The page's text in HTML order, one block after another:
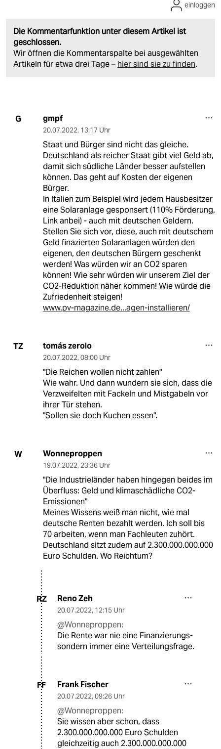
Die Kommentarfunktion unter diesem Artikel ist
geschlossen.
Wir öffnen die Kommentarspalte bei ausgewählten
Artikeln für etwa drei Tage – hier sind sie zu finden.
einloggen
G gmpf
20.07.2022, 13:17 Uhr
Staat und Bürger sind nicht das gleiche.
Deutschland als reicher Staat gibt viel Geld ab,
damit sich südliche Länder besser aufstellen
können. Das geht auf Kosten der eigenen
Bürger.
In Italien zum Beispiel wird jedem Hausbesitzer
eine Solaranlage gesponsert (110% Förderung,
Link anbei) - auch mit deutschen Geldern.
Stellen Sie sich vor, diese, auch mit deutschem
Geld finazierten Solaranlagen würden den
eigenen, den deutschen Bürgern geschenkt
werden! Was würden wir an CO2 sparen
können! Wie sehr würden wir unserem Ziel der
CO2-Reduktion näher kommen! Wie würde die
Zufriedenheit steigen!
www.pv-magazine.de...agen-installieren/
TZ tomás zerolo
20.07.2022, 08:00 Uhr
"Die Reichen wollen nicht zahlen"
Wie wahr. Und dann wundern sie sich, dass die
Verzweifelten mit Fackeln und Mistgabeln vor
ihrer Tür stehen.
"Sollen sie doch Kuchen essen".
W Wonneproppen
19.07.2022, 23:36 Uhr
"Die Industrieländer haben hingegen beides im
Überfluss: Geld und klimaschädliche CO2-
Emissionen"
Meines Wissens weiß man nicht, wie mal
deutsche Renten bezahlt werden. Ich soll bis
70 arbeiten, wenn man Fachleuten zuhört.
Deutschland sitzt zudem auf 2.300.000.000.000
Euro Schulden. Wo Reichtum?
RZ Reno Zeh
20.07.2022, 12:15 Uhr
@Wonneproppen:
Die Rente war nie eine Finanzierungs-
sondern immer eine Verteilungsfrage.
FF Frank Fischer
20.07.2022, 09:26 Uhr
@Wonneproppen:
Sie wissen aber schon, dass
2.300.000.000.000 Euro Schulden
gleichzeitig auch 2.300.000.000.000